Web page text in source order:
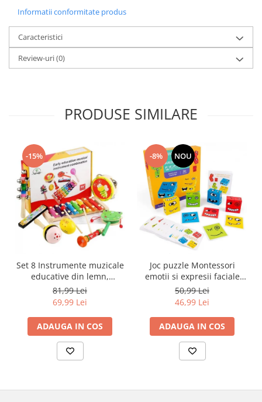
Informatii conformitate produs
Caracteristici
Review-uri(0)
PRODUSE SIMILARE
-15%
Set 8 Instrumente muzicale
educative din lemn,
multicolor
81,99 Lei
69,99 Lei
ADAUGA IN COS
-8% NOU
Joc puzzle Montessori
emotii si expresii faciale
cuburi din lemn, multicolor
50,99 Lei
46,99 Lei
ADAUGA IN COS